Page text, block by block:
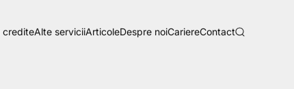
crediteAlte serviciiArticoleDespre noiCariereContact